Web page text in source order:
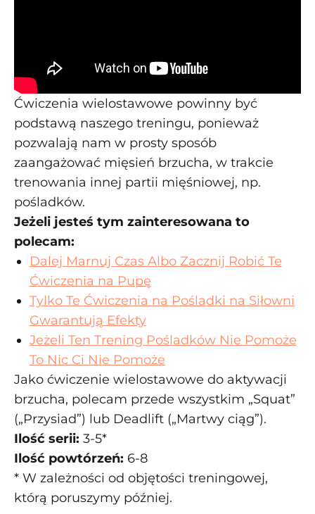
Ćwiczenia wielostawowe powinny być
podstawą naszego treningu, ponieważ
pozwalają nam w prosty sposób
zaangażować mięsień brzucha, w trakcie
trenowania innej partii mięśniowej, np.
pośladków.
Jeżeli jesteś tym zainteresowana to
polecam:
Dalej Marnuj Czas Albo Zacznij Robić Te
Ćwiczenia na Pupę
Tylko Te Ćwiczenia na Pośladki na Siłowni
Gwarantują Efekty
Jeżeli Ten Trening Pośladków Nie Pomoże
To Nic Ci Nie Pomoże
Jako ćwiczenie wielostawowe do aktywacji
brzucha, polecam przede wszystkim „Squat”
(„Przysiad”) lub Deadlift („Martwy ciąg”).
Ilość serii: 3-5*
Ilość powtórzeń: 6-8
* W zależności od objętości treningowej,
którą poruszymy później.